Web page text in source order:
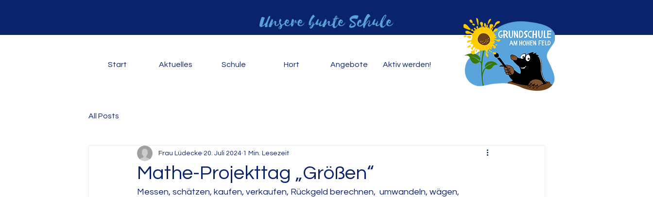
Start Aktuelles Schule Hort Angebote Aktiv werden!
All Posts
Mathe-Projekttag „Größen“
Frau Lüdecke 20. Juli 2024 1 Min. Lesezeit
Messen, schätzen, kaufen, verkaufen, Rückgeld berechnen,  umwandeln, wägen,